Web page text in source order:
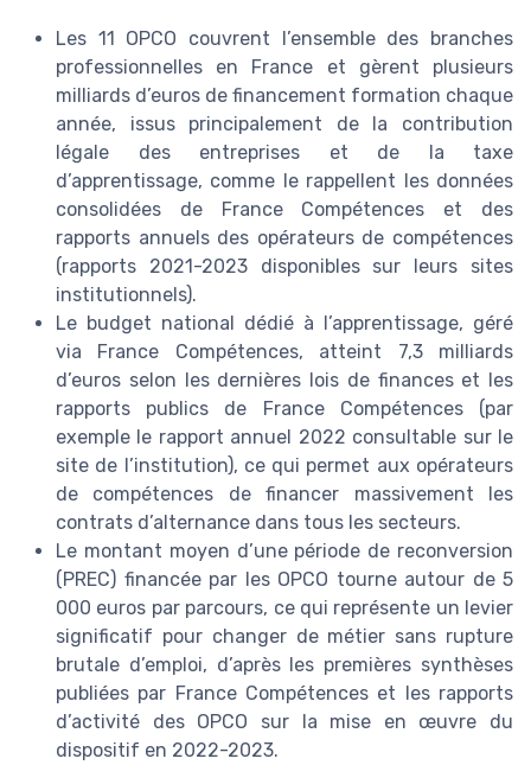
Les 11 OPCO couvrent l’ensemble des branches
professionnelles en France et gèrent plusieurs
milliards d’euros de financement formation chaque
année, issus principalement de la contribution
légale des entreprises et de la taxe
d’apprentissage, comme le rappellent les données
consolidées de France Compétences et des
rapports annuels des opérateurs de compétences
(rapports 2021-2023 disponibles sur leurs sites
institutionnels).
Le budget national dédié à l’apprentissage, géré
via France Compétences, atteint 7,3 milliards
d’euros selon les dernières lois de finances et les
rapports publics de France Compétences (par
exemple le rapport annuel 2022 consultable sur le
site de l’institution), ce qui permet aux opérateurs
de compétences de financer massivement les
contrats d’alternance dans tous les secteurs.
Le montant moyen d’une période de reconversion
(PREC) financée par les OPCO tourne autour de 5
000 euros par parcours, ce qui représente un levier
significatif pour changer de métier sans rupture
brutale d’emploi, d’après les premières synthèses
publiées par France Compétences et les rapports
d’activité des OPCO sur la mise en œuvre du
dispositif en 2022-2023.